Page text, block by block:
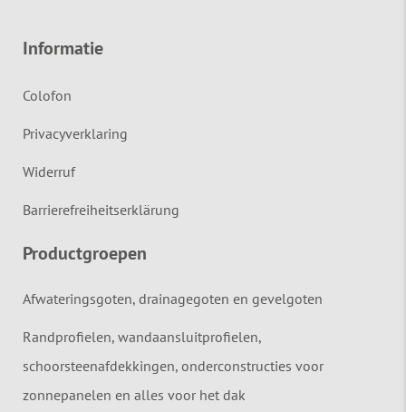
Informatie
Colofon
Privacyverklaring
Widerruf
Barrierefreiheitserklärung
Productgroepen
Afwateringsgoten, drainagegoten en gevelgoten
Randprofielen, wandaansluitprofielen,
schoorsteenafdekkingen, onderconstructies voor
zonnepanelen en alles voor het dak